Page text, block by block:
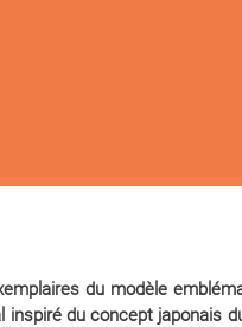
du modèle
inspiré du concept japonais